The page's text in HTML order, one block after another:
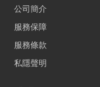
公司簡介
服務保障
服務條款
私隱聲明